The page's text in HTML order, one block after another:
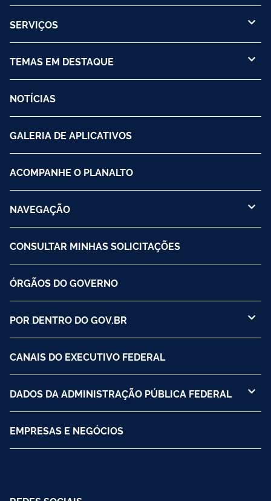
SERVIÇOS
TEMAS EM DESTAQUE
NOTÍCIAS
GALERIA DE APLICATIVOS
ACOMPANHE O PLANALTO
NAVEGAÇÃO
CONSULTAR MINHAS SOLICITAÇÕES
ÓRGÃOS DO GOVERNO
POR DENTRO DO GOV.BR
CANAIS DO EXECUTIVO FEDERAL
DADOS DA ADMINISTRAÇÃO PÚBLICA FEDERAL
EMPRESAS E NEGÓCIOS